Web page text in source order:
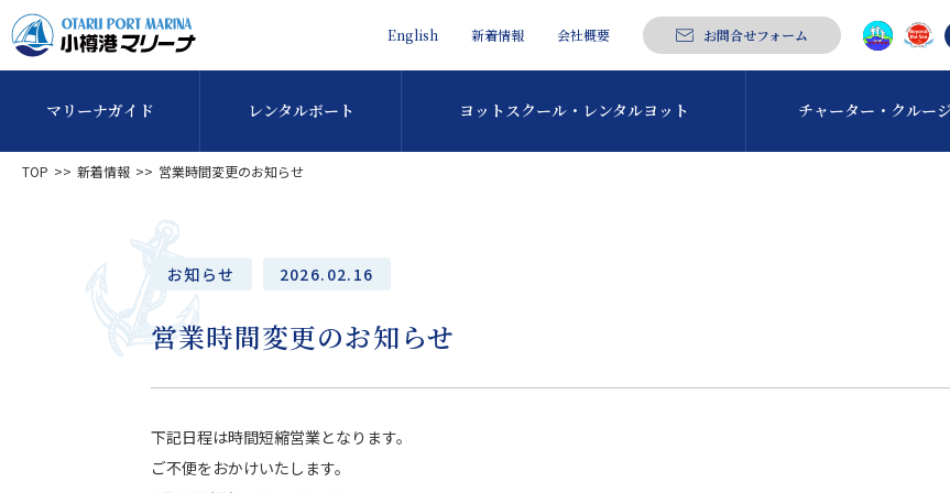
English 新着情報 会社概要 お問合せフォーム
マリーナガイド レンタルボート ヨットスクール・ レンタルヨット チャーター・ クルー
TOP 新着情報 営業時間変更のお知らせ
お知らせ 2026.02.16
営業時間変更のお知らせ
下記日程は時間短縮営業となります。
ご不便をおかけいたします。